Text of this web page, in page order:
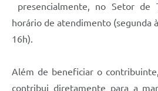
presencialmente, no Setor de
horário de atendimento (segunda
16h).
Além de beneficiar o
contribui diretamente para a